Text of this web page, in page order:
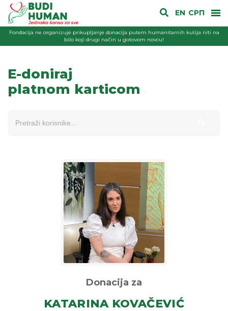
EN СРП
Fondacija ne organizuje prikupljanje donacija putem humanitarnih kutija niti na
bilo koji drugi način u gotovom novcu!
E-doniraj
platnom karticom
Donacija za
KATARINA KOVAČEVIĆ